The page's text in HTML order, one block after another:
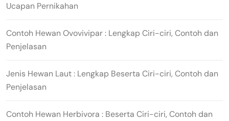
Ucapan Pernikahan
Contoh Hewan Ovovivipar : Lengkap Ciri-ciri, Contoh dan
Penjelasan
Jenis Hewan Laut : Lengkap Beserta Ciri-ciri, Contoh dan
Penjelasan
Contoh Hewan Herbivora : Beserta Ciri-ciri, Contoh dan